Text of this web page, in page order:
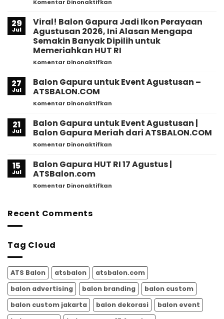
Komentar Dinonaktifkan
Gapura
Agustusan
2026
|
Dekorasi
RI
Profesional
29
Jul
Viral! Balon Gapura Jadi Ikon Perayaan
Agustusan 2026, Ini Alasan Mengapa
Semakin Banyak Dipilih untuk
Memeriahkan HUT RI
Komentar Dinonaktifkan
Balon
Gapura
Agustusan
2026,
Semakin
27
Jul
Balon Gapura untuk Event Agustusan –
ATSBALON.COM
Komentar Dinonaktifkan
Gapura
untuk
Event
ATSBALON.COM
21
Jul
Balon Gapura untuk Event Agustusan |
Balon Gapura Meriah dari ATSBALON.COM
Komentar Dinonaktifkan
Gapura
untuk
15
Jul
Balon Gapura HUT RI 17 Agustus |
ATSBalon.com
Komentar Dinonaktifkan
Recent Comments
Tag Cloud
ATS Balon atsbalon
atsbalon.com
balon advertising
balon branding
balon custom
balon custom jakarta
balon dekorasi
balon event